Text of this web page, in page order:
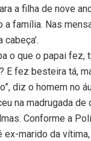
a filha de nove
a família. Nas
cabeça’.
o que o papai fez,
E fez besteira tá,
diz o homem no
na madrugada de
Conforme a
ex-marido da